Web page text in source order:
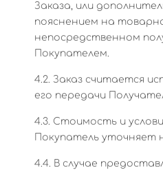
Заказа, или
пояснением на
непосредственном
Покупателем.
4.2. Заказ считается
его передачи
4.3. Стоимость и
Покупатель
4.4. В случае